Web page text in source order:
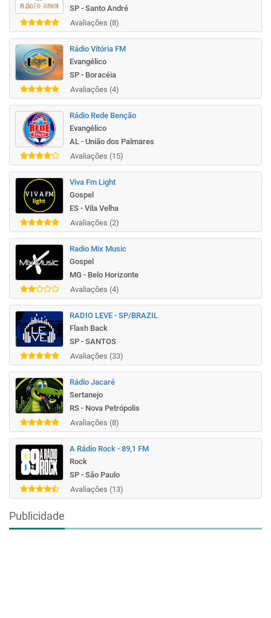
SP - Santo André
Avaliações (8)
Rádio Vitória FM
Evangélico
SP - Boracéia
Avaliações (4)
Rádio Rede Benção
Evangélico
AL - União dos Palmares
Avaliações (15)
Viva Fm Light
Gospel
ES - Vila Velha
Avaliações (2)
Radio Mix Music
Gospel
MG - Belo Horizonte
Avaliações (4)
RADIO LEVE - SP/BRAZIL
Flash Back
SP - SANTOS
Avaliações (33)
Rádio Jacaré
Sertanejo
RS - Nova Petrópolis
Avaliações (8)
A Rádio Rock - 89,1 FM
Rock
SP - São Paulo
Avaliações (13)
Publicidade